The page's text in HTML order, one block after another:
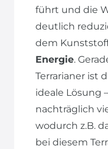
führt und die
deutlich
dem
Energie.
Terrarianer ist
ideale Lösung
nachträglich
wodurch z.B.
bei diesem